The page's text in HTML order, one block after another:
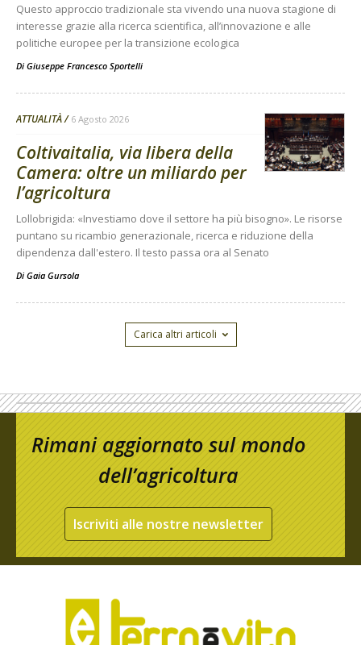
Questo approccio tradizionale sta vivendo una nuova stagione di
interesse grazie alla ricerca scientifica, all’innovazione e alle
politiche europee per la transizione ecologica
Di Giuseppe Francesco Sportelli
ATTUALITÀ 6 Agosto 2026
Coltivaitalia, via libera della
Camera: oltre un miliardo per
l’agricoltura
Lollobrigida: «Investiamo dove il settore ha più bisogno». Le risorse
puntano su ricambio generazionale, ricerca e riduzione della
dipendenza dall'estero. Il testo passa ora al Senato
Di Gaia Gursola
Carica altri articoli
Rimani aggiornato sul mondo
dell’agricoltura
Iscriviti alle nostre newsletter